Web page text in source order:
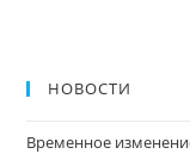
НОВОСТИ
Временное